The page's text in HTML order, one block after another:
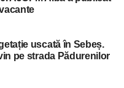
uscată în Sebeș.
pe strada Pădurenilor